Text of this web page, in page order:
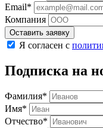
Email*
Компания
Оставить заявку
Я согласен с
Подписка на
Фамилия*
Имя*
Отчество*